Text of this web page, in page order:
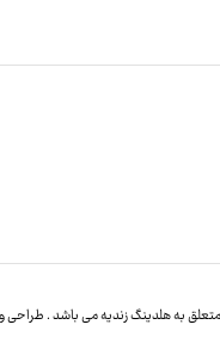
به هلدینگ زندیه می باشد . طراحی و